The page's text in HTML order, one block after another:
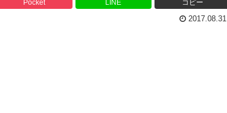
Pocket LINE コピー
2017.08.31